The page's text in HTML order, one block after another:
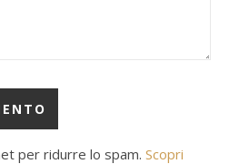
per ridurre lo spam. Scopri